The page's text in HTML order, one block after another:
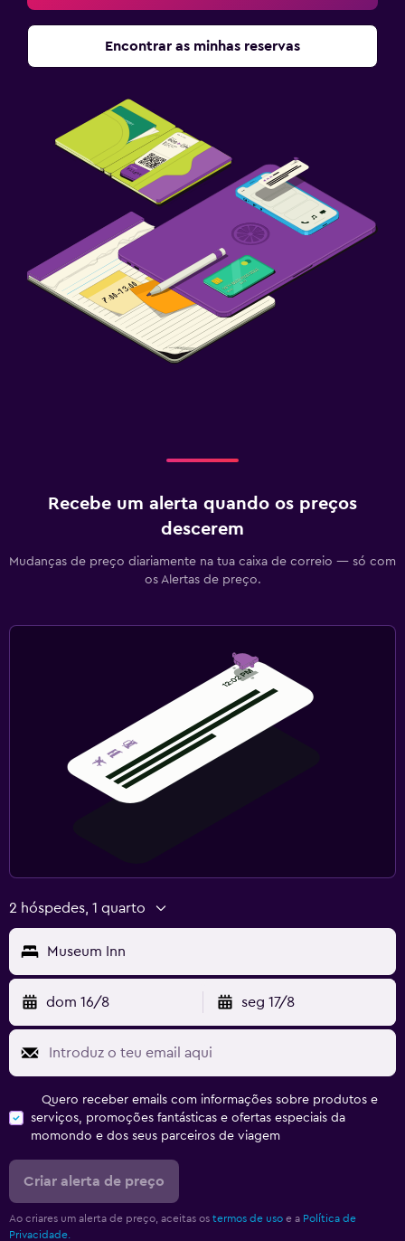
Encontrar as minhas reservas
Recebe um alerta quando os preços
descerem
Mudanças de preço diariamente na tua caixa de correio — só com
os Alertas de preço.
2 hóspedes, 1 quarto
Museum Inn
dom 16/8 seg 17/8
Quero receber emails com informações sobre produtos e
serviços, promoções fantásticas e ofertas especiais da
momondo e dos seus parceiros de viagem
Criar alerta de preço
Ao criares um alerta de preço, aceitas os termos de uso e a Política de
Privacidade.